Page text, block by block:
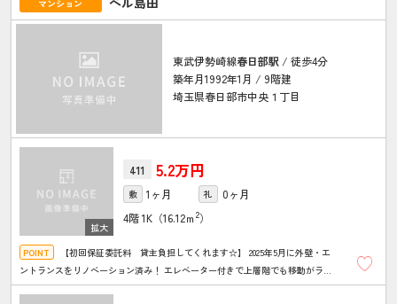
マンション
東武伊勢崎線春日部駅 / 徒歩4分
築年月1992年1月 / 9階建
埼玉県春日部市中央１丁目
411 5.2万円
敷 1ヶ月 礼
0ヶ月
4階1K（16.12ｍ 2）
【初回保証委託料 貸主負担してくれます☆】 2025年5月に外壁・エ
ントランスをリノベーション済み！ エレベーター付きで上層階でも移動がラク
チン♪ オール電化で1口IHコンロ付き♪ミニ冷蔵庫も付いています！